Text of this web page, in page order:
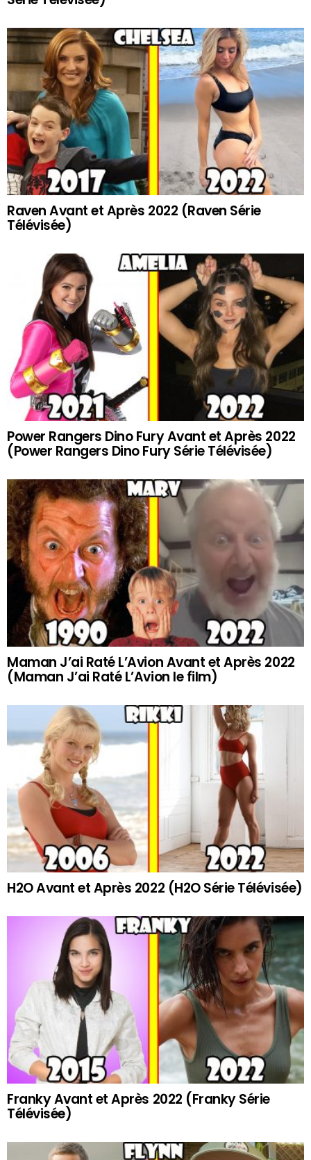
Raven Avant et Après 2022 (Raven Série
Télévisée)
Power Rangers Dino Fury Avant et Après 2022
(Power Rangers Dino Fury Série Télévisée)
Maman J’ai Raté L’Avion Avant et Après 2022
(Maman J’ai Raté L’Avion le film)
H2O Avant et Après 2022 (H2O Série Télévisée)
Franky Avant et Après 2022 (Franky Série
Télévisée)